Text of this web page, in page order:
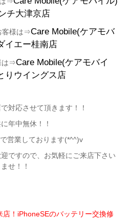
チ大津京店
客様は⇒Care Mobile(ケアモバ
イエー桂南店
は⇒Care Mobile(ケアモバイ
りウイングス店
対応させて頂きます！！
年中無休！！
営業しております(*^^)v
ですので、お気軽にご来店下さい
ませ！！
店！iPhoneSEのバッテリー交換修